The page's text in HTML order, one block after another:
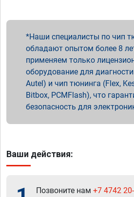
Наши специалисты по чип
обладают опытом более 8
применяем только
оборудование для
Autel) и чип тюнинга (Flex,
Bitbox, PCMFlash), что
безопасность для
Ваши действия:
Позвоните нам +7 4742